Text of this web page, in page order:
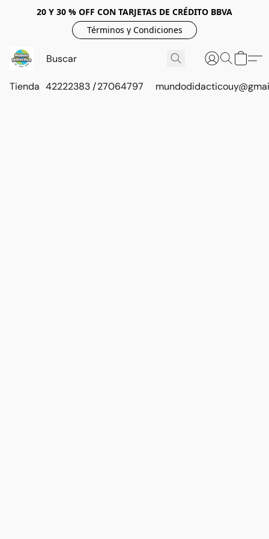
20 Y 30 % OFF CON TARJETAS DE CRÉDITO BBVA
Términos y Condiciones
Tienda 42222383 / 27064797